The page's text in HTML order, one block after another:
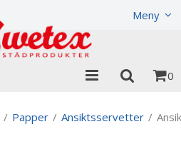
Meny
0
/ Papper / Ansiktsservetter /